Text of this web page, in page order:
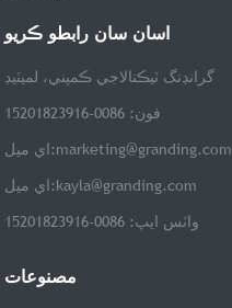
اسان سان رابطو ڪريو
گرانڊنگ ٽيڪنالاجي ڪمپني، لميٽيڊ
فون: 0086-15201823916
اي ميل:marketing@granding.com
اي ميل:kayla@granding.com
واٽس ايپ: 0086-15201823916
مصنوعات